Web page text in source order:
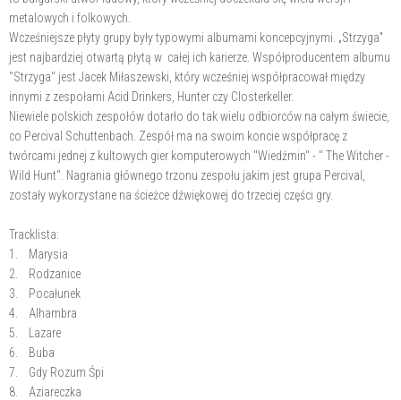
metalowych i folkowych.
Wcześniejsze płyty grupy były typowymi albumami koncepcyjnymi. „Strzyga”
jest najbardziej otwartą płytą w całej ich karierze. Współproducentem albumu
"Strzyga" jest Jacek Miłaszewski, który wcześniej współpracował między
innymi z zespołami Acid Drinkers, Hunter czy Closterkeller.
Niewiele polskich zespołów dotarło do tak wielu odbiorców na całym świecie,
co Percival Schuttenbach. Zespół ma na swoim koncie współpracę z
twórcami jednej z kultowych gier komputerowych "Wiedźmin" - " The Witcher -
Wild Hunt". Nagrania głównego trzonu zespołu jakim jest grupa Percival,
zostały wykorzystane na ścieżce dźwiękowej do trzeciej części gry.
Tracklista:
1. Marysia
2. Rodzanice
3. Pocałunek
4. Alhambra
5. Lazare
6. Buba
7. Gdy Rozum Śpi
8. Aziareczka